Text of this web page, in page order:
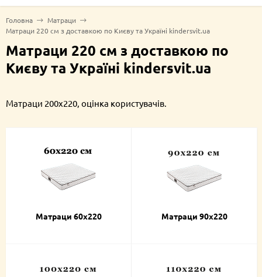
Головна
Матраци
Матраци 220 см з доставкою по Києву та Україні kindersvit.ua
Матраци 220 см з доставкою по
Києву та Україні kindersvit.ua
Матраци 200х220, оцінка користувачів.
Матраци 60х220 Матраци 90х220